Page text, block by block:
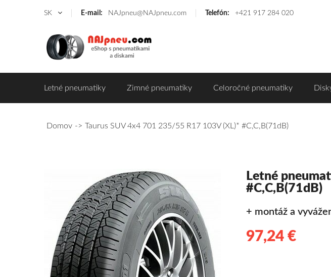
SK E-mail: NAJpneu@NAJpneu.com Telefón: +421 917 284 020
Letné pneumatiky Zimné pneumatiky Celoročné pneumatiky
Domov Taurus SUV 4x4 701 235/55 R17 103V (XL)* #C,C,B(71dB)
Letné
#C,C,B(71dB)
+ montáž a
97,24 €